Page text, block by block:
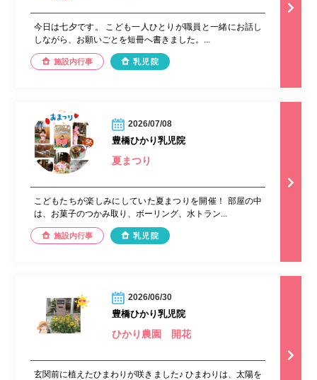
今日は七夕です。 こども一人ひとりが職員と一緒にお話し
しながら、お願いごとを短冊へ書きました。...
施設内行事 乳児院
2026/07/08
豊橋ひかり乳児院
夏まつり
こどもたちが楽しみにしていた夏まつりを開催！ 部屋の中
は、お菓子のつかみ取り、ボーリング、水トラン...
施設内行事 乳児院
2026/06/30
豊橋ひかり乳児院
ひかり農園 開花
玄関前に植えたひまわりが咲きました♪ ひまわりは、太陽を